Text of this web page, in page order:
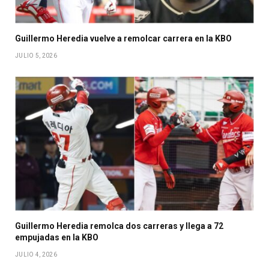
Guillermo Heredia vuelve a remolcar carrera en la KBO
JULIO 5, 2026
Guillermo Heredia remolca dos carreras y llega a 72
empujadas en la KBO
JULIO 4, 2026